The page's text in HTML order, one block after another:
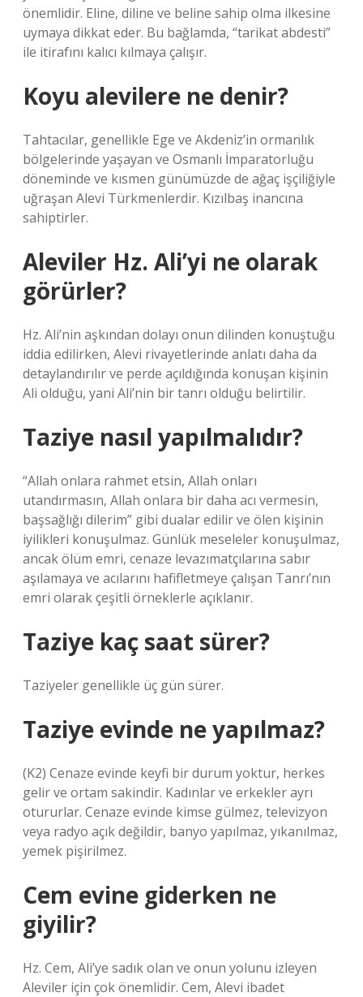
önemlidir. Eline, diline ve beline sahip olma ilkesine
uymaya dikkat eder. Bu bağlamda, “tarikat abdesti”
ile itirafını kalıcı kılmaya çalışır.
Koyu alevilere ne denir?
Tahtacılar, genellikle Ege ve Akdeniz’in ormanlık
bölgelerinde yaşayan ve Osmanlı İmparatorluğu
döneminde ve kısmen günümüzde de ağaç işçiliğiyle
uğraşan Alevi Türkmenlerdir. Kızılbaş inancına
sahiptirler.
Aleviler Hz. Ali’yi ne olarak
görürler?
Hz. Ali’nin aşkından dolayı onun dilinden konuştuğu
iddia edilirken, Alevi rivayetlerinde anlatı daha da
detaylandırılır ve perde açıldığında konuşan kişinin
Ali olduğu, yani Ali’nin bir tanrı olduğu belirtilir.
Taziye nasıl yapılmalıdır?
“Allah onlara rahmet etsin, Allah onları
utandırmasın, Allah onlara bir daha acı vermesin,
başsağlığı dilerim” gibi dualar edilir ve ölen kişinin
iyilikleri konuşulmaz. Günlük meseleler konuşulmaz,
ancak ölüm emri, cenaze levazımatçılarına sabır
aşılamaya ve acılarını hafifletmeye çalışan Tanrı’nın
emri olarak çeşitli örneklerle açıklanır.
Taziye kaç saat sürer?
Taziyeler genellikle üç gün sürer.
Taziye evinde ne yapılmaz?
(K2) Cenaze evinde keyfi bir durum yoktur, herkes
gelir ve ortam sakindir. Kadınlar ve erkekler ayrı
otururlar. Cenaze evinde kimse gülmez, televizyon
veya radyo açık değildir, banyo yapılmaz, yıkanılmaz,
yemek pişirilmez.
Cem evine giderken ne
giyilir?
Hz. Cem, Ali’ye sadık olan ve onun yolunu izleyen
Aleviler için çok önemlidir. Cem, Alevi ibadet